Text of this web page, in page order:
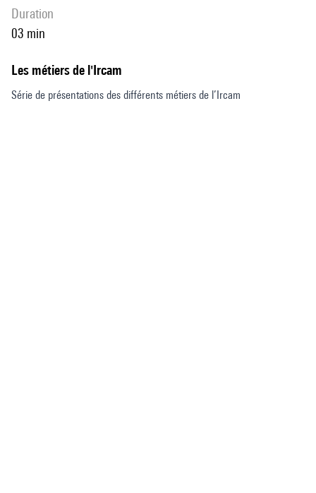
duration
03 min
Les métiers de l'Ircam
Série de présentations des différents métiers de l’Ircam